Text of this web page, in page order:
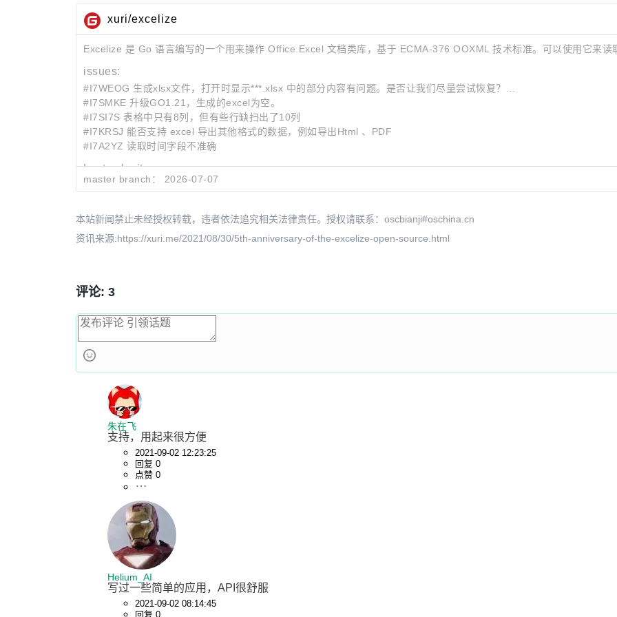
xuri/excelize
Excelize 是 Go 语言编写的一个用来操作 Office Excel 文档类库，基于 ECMA-376 OOXML 技术标准。可以使用它来读
issues:
#I7WEOG 生成xlsx文件，打开时显示***.xlsx 中的部分内容有问题。是否让我们尽量尝试恢复？...
#I7SMKE 升级GO1.21，生成的excel为空。
#I7SI7S 表格中只有8列，但有些行缺扫出了10列
#I7KRSJ 能否支持 excel 导出其他格式的数据，例如导出Html 、PDF
#I7A2YZ 读取时间字段不准确
Last submit:
90ff3489 This closes #2344, fixes CalcCellValue function returning...
93f0b3ca
This fixes GHSA-q5j5-6p94-4gwc and GHSA-fx5j-qcqg-grpf (#...
master branch： 2026-07-07
本站新闻禁止未经授权转载，违者依法追究相关法律责任。授权请联系：oscbianji#oschina.cn
资讯来源:https://xuri.me/2021/08/30/5th-anniversary-of-the-excelize-open-source.html
评论: 3
朱在飞
支持，用起来很方便
2021-09-02 12:23:25
回复 0
点赞 0
Helium_AI
写过一些简单的应用，API很舒服
2021-09-02 08:14:45
回复 0